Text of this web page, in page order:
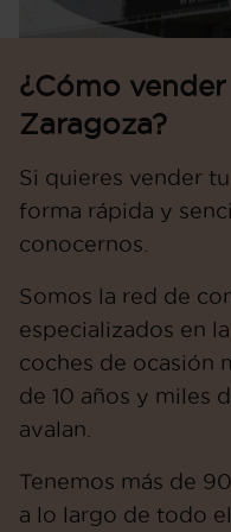
¿Cómo
Zaragoza?
Si quieres vender
forma rápida y
conocernos.
Somos la red de
especializados en
coches de ocasión
de 10 años y miles
avalan.
Tenemos más de
a lo largo de todo